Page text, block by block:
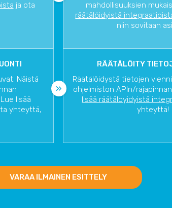
ja ota
mahdollisuuksien
räätälöidyistä
niin sovitaan
Näistä
lisää
yhteyttä,
RÄÄTÄLÖITY
Räätälöidystä tietojen
ohjelmiston APIn/
lisää räätälöyidyistä
yhteyttä!
VARAA ILMAINEN ESITTELY